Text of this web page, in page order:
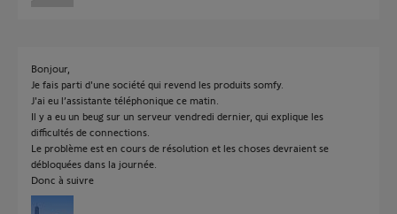
Bonjour,
Je fais parti d'une société qui revend les produits somfy.
J'ai eu l’assistante téléphonique ce matin.
Il y a eu un beug sur un serveur vendredi dernier, qui explique les
difficultés de connections.
Le problème est en cours de résolution et les choses devraient se
débloquées dans la journée.
Donc à suivre